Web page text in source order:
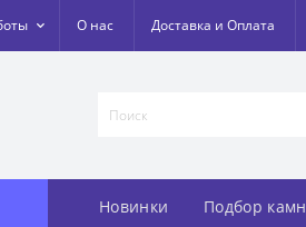
О нас Доставка и Оплата
Новинки Подбор